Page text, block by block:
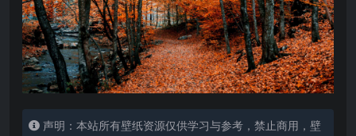
声明：本站所有壁纸资源仅供学习与参考，禁止商用，壁